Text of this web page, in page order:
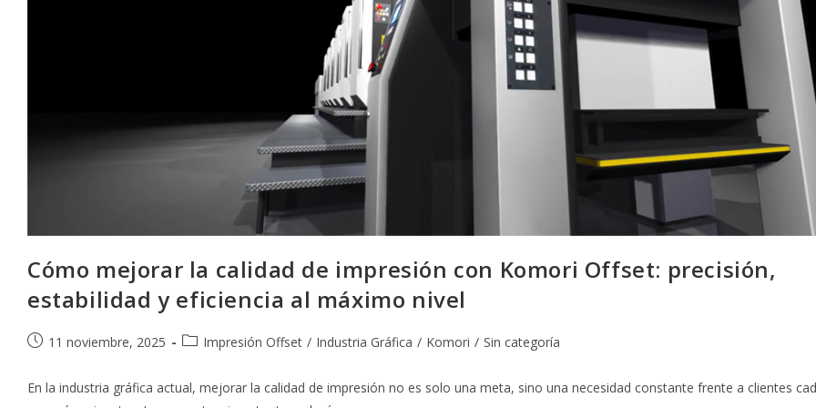
Cómo mejorar la calidad de impresión con Komori Offset: precisión,
estabilidad y eficiencia al máximo nivel
Publicación
entrada:
11 noviembre, 2025
Categoría
la
entrada:
Impresión Offset / Industria Gráfica / Komori / Sin categoría
En la industria gráfica actual, mejorar la calidad de impresión no es solo una meta, sino una necesidad constante frente a clientes